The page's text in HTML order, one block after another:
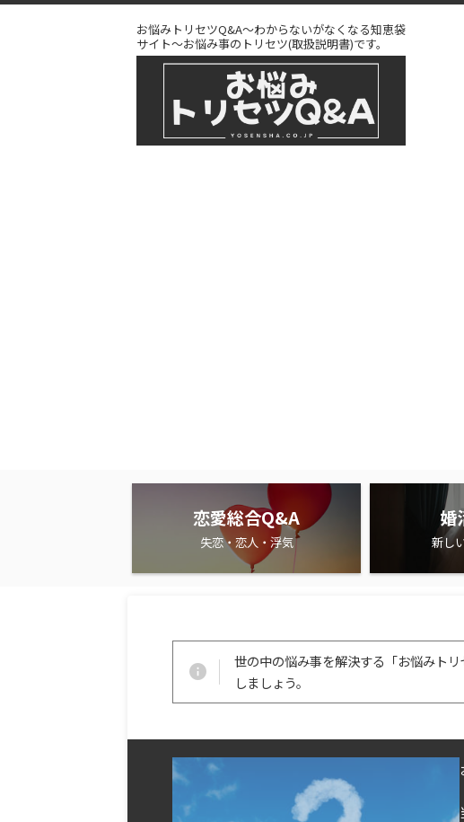
お悩みトリセツQ&A～わからないがなくなる知恵袋
サイト～お悩み事のトリセツ(取扱説明書)です。
恋愛総合Q&A
失恋・恋人・浮気
婚
新し
世の中の悩み事を解決する「お悩みト
しましょう。